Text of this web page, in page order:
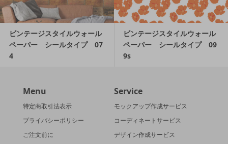
ビンテージスタイルウォール
ペーパー シールタイプ 07
4
ビンテージスタイルウォール
ペーパー シールタイプ 09
9s
Menu
特定商取引法表示
プライバシーポリシー
ご注文前に
Service
モックアップ作成サービス
コーディネートサービス
デザイン作成サービス